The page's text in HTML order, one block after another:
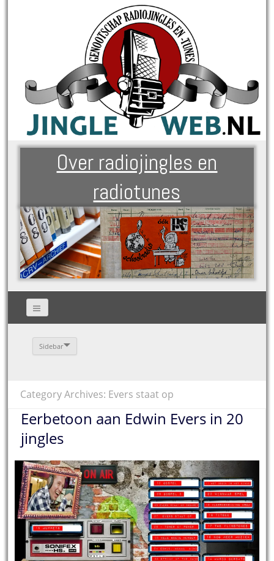
Over radiojingles en
radiotunes
Sidebar
Category Archives: Evers staat op
Eerbetoon aan Edwin Evers in 20
jingles